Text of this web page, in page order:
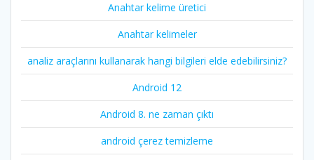
Anahtar kelime üretici
Anahtar kelimeler
analiz araçlarını kullanarak hangi bilgileri elde edebilirsiniz?
Android 12
Android 8. ne zaman çıktı
android çerez temizleme